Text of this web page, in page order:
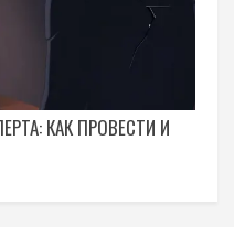
КАК ПРОВЕСТИ И